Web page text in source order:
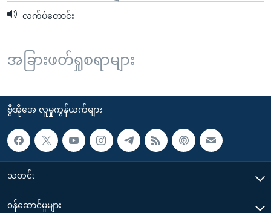
လက်ပံတောင်း
အခြားဖတ်ရှုစရာများ
ဗွီအိုအေ လူမှုကွန်ယက်များ
သတင်း
၀န်ဆောင်မှုများ